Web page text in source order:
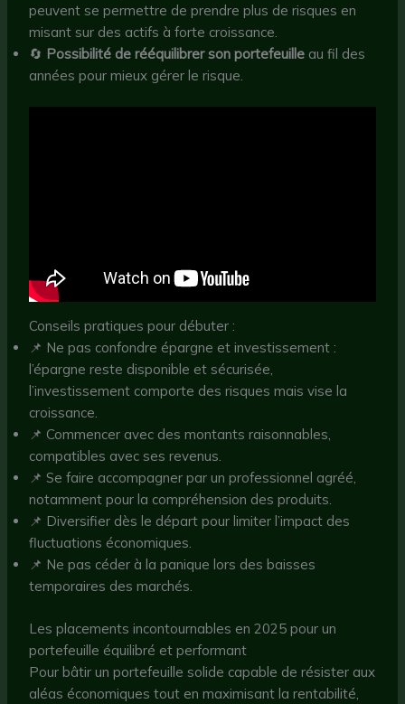
peuvent se permettre de prendre plus de risques en
misant sur des actifs à forte croissance.
🔄 Possibilité de rééquilibrer son portefeuille au fil des
années pour mieux gérer le risque.
Conseils pratiques pour débuter :
📌 Ne pas confondre épargne et investissement :
l’épargne reste disponible et sécurisée,
l’investissement comporte des risques mais vise la
croissance.
📌 Commencer avec des montants raisonnables,
compatibles avec ses revenus.
📌 Se faire accompagner par un professionnel agréé,
notamment pour la compréhension des produits.
📌 Diversifier dès le départ pour limiter l’impact des
fluctuations économiques.
📌 Ne pas céder à la panique lors des baisses
temporaires des marchés.
Les placements incontournables en 2025 pour un
portefeuille équilibré et performant
Pour bâtir un portefeuille solide capable de résister aux
aléas économiques tout en maximisant la rentabilité,